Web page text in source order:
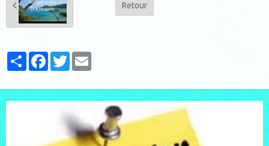
Retour
PartagerFacebook
Twitter